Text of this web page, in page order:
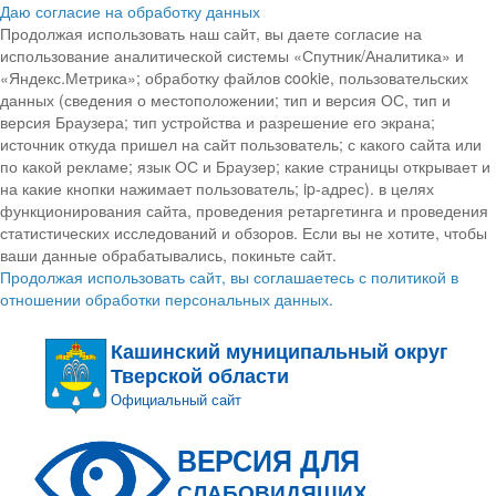
Даю согласие на обработку данных
Продолжая использовать наш сайт, вы даете согласие на
использование аналитической системы «Спутник/Аналитика» и
«Яндекс.Метрика»; обработку файлов cookie, пользовательских
данных (сведения о местоположении; тип и версия ОС, тип и
версия Браузера; тип устройства и разрешение его экрана;
источник откуда пришел на сайт пользователь; с какого сайта или
по какой рекламе; язык ОС и Браузер; какие страницы открывает и
на какие кнопки нажимает пользователь; ip-адрес). в целях
функционирования сайта, проведения ретаргетинга и проведения
статистических исследований и обзоров. Если вы не хотите, чтобы
ваши данные обрабатывались, покиньте сайт.
Продолжая использовать сайт, вы соглашаетесь с политикой в
отношении обработки персональных данных.